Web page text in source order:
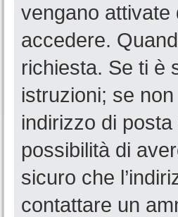
vengano attivate
accedere.
richiesta. Se ti è
istruzioni; se
indirizzo di
possibilità di
sicuro che
contattare un